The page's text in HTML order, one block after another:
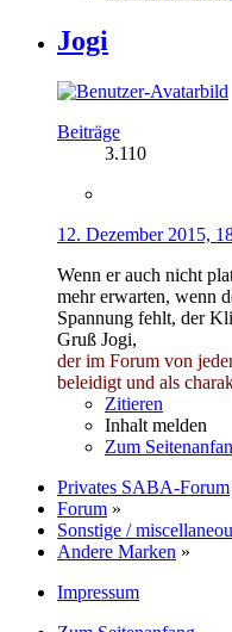
Jogi
Beiträge
3.110
12. Dezember 2015,
Wenn er auch nicht
mehr erwarten, wenn
Spannung fehlt, der
Gruß Jogi,
der im Forum von
beleidigt und als
Zitieren
Inhalt melden
Zum
Privates SABA-Forum
Forum »
Sonstige /
Andere Marken »
Impressum